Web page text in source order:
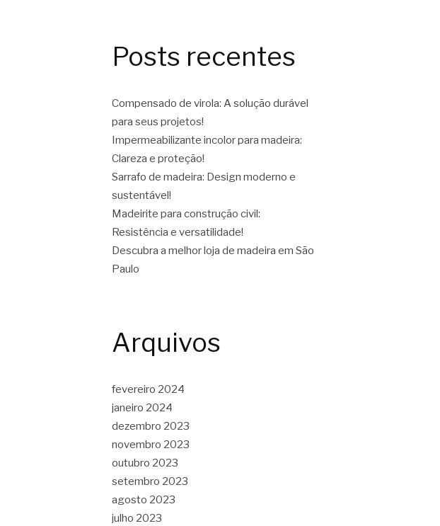
Posts recentes
Compensado de virola: A solução durável
para seus projetos!
Impermeabilizante incolor para madeira:
Clareza e proteção!
Sarrafo de madeira: Design moderno e
sustentável!
Madeirite para construção civil:
Resistência e versatilidade!
Descubra a melhor loja de madeira em São
Paulo
Arquivos
fevereiro 2024
janeiro 2024
dezembro 2023
novembro 2023
outubro 2023
setembro 2023
agosto 2023
julho 2023